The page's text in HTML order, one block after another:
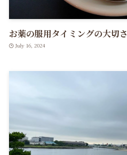
お薬の服用タイミングの大切さ
July 16, 2024